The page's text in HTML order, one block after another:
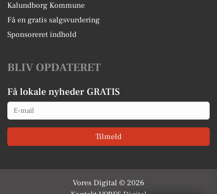
Kalundborg Kommune
Få en gratis salgsvurdering
Sponsoreret indhold
BLIV OPDATERET
Få lokale nyheder GRATIS
Email
Tilmeld
Vores Digital © 2026